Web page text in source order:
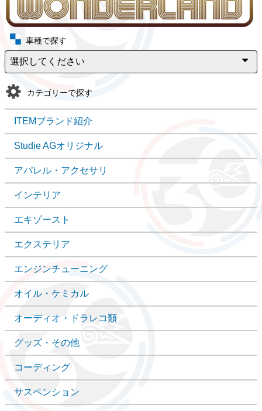
車種で探す
カテゴリーで探す
ITEMブランド紹介
Studie AGオリジナル
アパレル・アクセサリ
インテリア
エキゾースト
エクステリア
エンジンチューニング
オイル・ケミカル
オーディオ・ドラレコ類
グッズ・その他
コーディング
サスペンション